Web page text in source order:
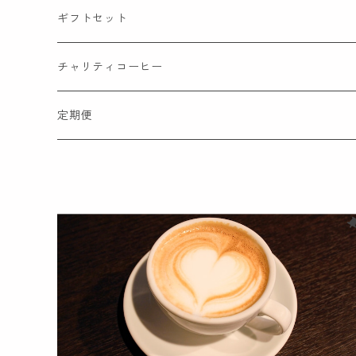
ギフトセット
チャリティコーヒー
コーヒー豆
コーヒー飲料
ギフトセット
定期便